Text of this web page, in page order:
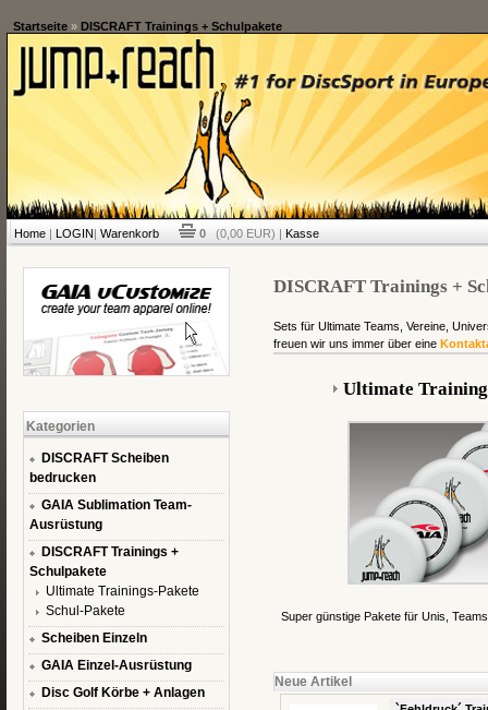
Startseite» DISCRAFT Trainings + Schulpakete
Home| LOGIN| Warenkorb 0 (0,00 EUR) | Kasse
Kategorien
DISCRAFT Scheiben
bedrucken
GAIA Sublimation Team-
Ausrüstung
DISCRAFT Trainings +
Schulpakete
Ultimate Trainings-Pakete
Schul-Pakete
Scheiben Einzeln
GAIA Einzel-Ausrüstung
Disc Golf Körbe + Anlagen
DISCRAFT Trainings +
Sets für Ultimate Teams, Vereine,
freuen wir uns immer über eine
Ultimate
Super günstige Pakete für Unis,
Neue Artikel